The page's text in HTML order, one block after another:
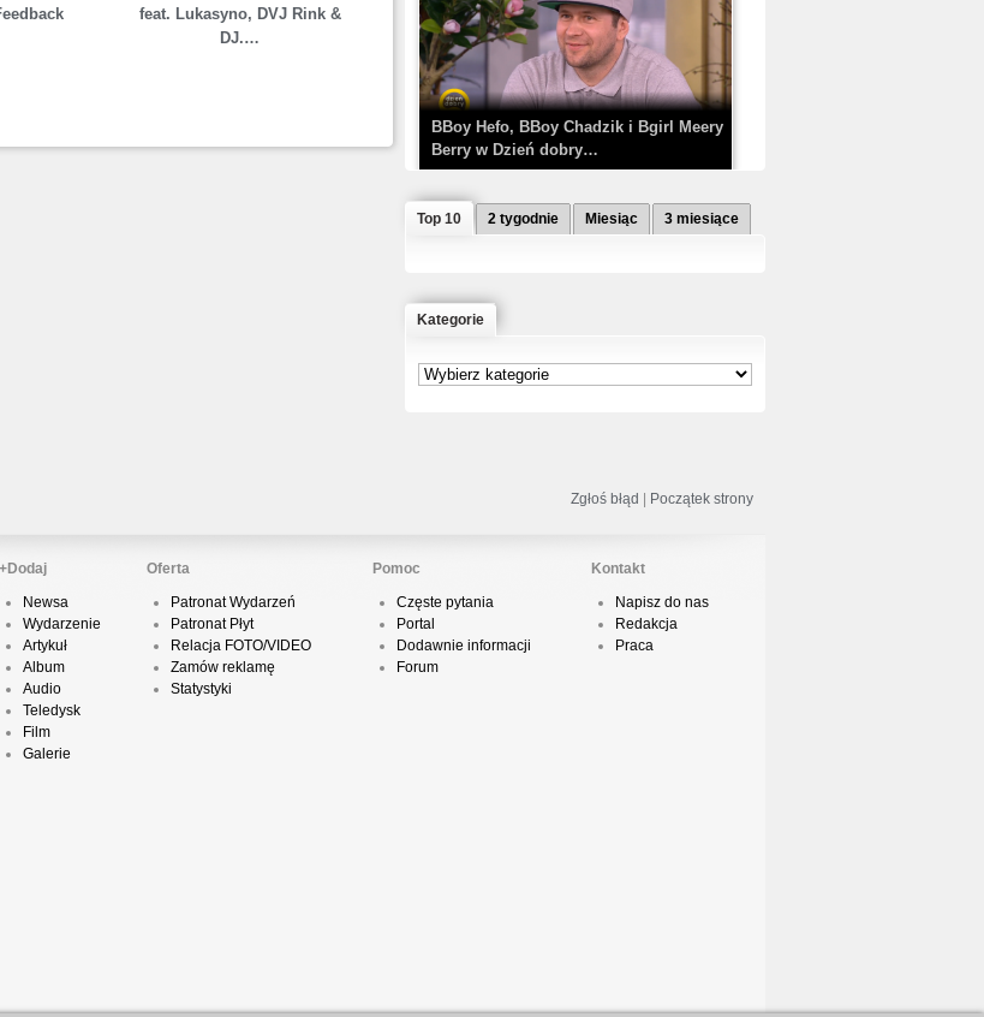
feat. Lukasyno, DVJ Rink &
DJ.…
BBoy Hefo, BBoy Chadzik i Bgirl Meery
Berry w Dzień dobry…
Jetlagz ft. PRO8L3M - Mieć i nie mieć
Nowym Wydaniu!
Top 10 2 tygodnie Miesiąc 3 miesiące
Kategorie
Zgłoś błąd Początek strony
+Dodaj
Newsa
Wydarzenie
Artykuł
Album
Audio
Teledysk
Film
Galerie
Oferta
Patronat Wydarzeń
Patronat Płyt
Relacja FOTO/VIDEO
Zamów reklamę
Statystyki
Pomoc
Częste pytania
Portal
Dodawnie informacji
Forum
Kontakt
Napisz do nas
Redakcja
Praca